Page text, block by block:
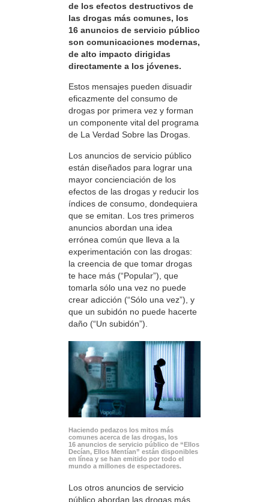
de los efectos destructivos de
las drogas más comunes, los
16 anuncios de servicio público
son comunicaciones modernas,
de alto impacto dirigidas
directamente a los jóvenes.
Estos mensajes pueden disuadir
eficazmente del consumo de
drogas por primera vez y forman
un componente vital del programa
de La Verdad Sobre las Drogas.
Los anuncios de servicio público
están diseñados para lograr una
mayor concienciación de los
efectos de las drogas y reducir los
índices de consumo, dondequiera
que se emitan. Los tres primeros
anuncios abordan una idea
errónea común que lleva a la
experimentación con las drogas:
la creencia de que tomar drogas
te hace más (“Popular”), que
tomarla sólo una vez no puede
crear adicción (“Sólo una vez”), y
que un subidón no puede hacerte
daño (“Un subidón”).
Haciendo pedazos los mitos más
comunes acerca de las drogas, los
16 anuncios de servicio público de “Ellos
Decían, Ellos Mentían” están disponibles
en línea y se han emitido por todo el
mundo a millones de espectadores.
Los otros anuncios de servicio
público abordan las drogas más